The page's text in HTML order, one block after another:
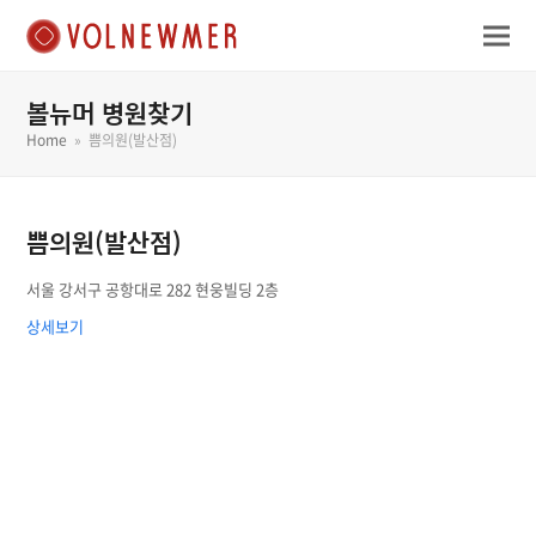
볼뉴머 병원찾기
Home » 쁨의원(발산점)
쁨의원(발산점)
서울 강서구 공항대로 282 현웅빌딩 2층
상세보기